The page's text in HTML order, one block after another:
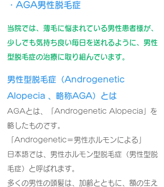
・AGA男性脱毛症
当院では、薄毛に悩まれている男性患者様が、
少しでも気持ち良い毎日を送れるように、男性
型脱毛症の治療に取り組んでいます。
男性型脱毛症（Androgenetic
Alopecia 、略称AGA）とは
AGAとは、「Androgenetic Alopecia」を
略したものです。
「Androgenetic＝男性ホルモンによる」
日本語では、男性ホルモン型脱毛症（男性型脱
毛症）と呼ばれます。
多くの男性の頭髪は、加齢とともに、額の生え